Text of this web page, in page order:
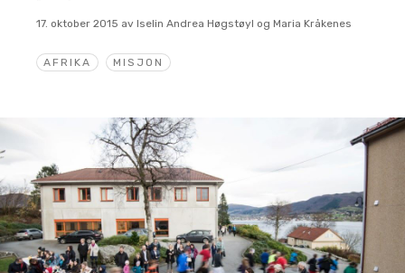
AFRIKA MISJON
17. oktober 2015 av Iselin Andrea Høgstøyl og Maria Kråkenes